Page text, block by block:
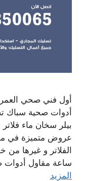
أول فني صحي
أدوات صحية سباك
بيلر سخان ماء
عروض متميزة في
ساعة مقاول أدوات
المزيد